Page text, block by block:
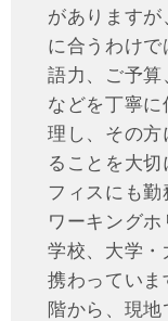
があります
に合うわけ
語力、ご予
などを丁寧
理し、その方
ることを大
フィスにも勤
ワーキング
学校、大学・
携わってい
階から、現